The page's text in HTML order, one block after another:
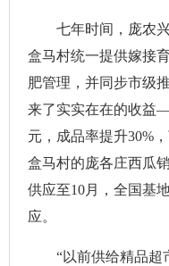
七年时间，庞农兴
盒马村统一提供嫁接
肥管理，并同步市级
来了实实在在的收益
元，成品率提升30%
盒马村的庞各庄西瓜
供应至10月，全国基
应。
“以前供给精品超